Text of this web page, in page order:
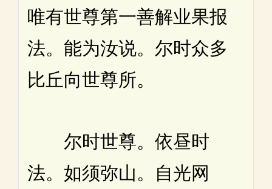
唯有世尊第一善解业果报
法。能为汝说。尔时众多
比丘向世尊所。
尔时世尊。依昼时
法。如须弥山。自光网